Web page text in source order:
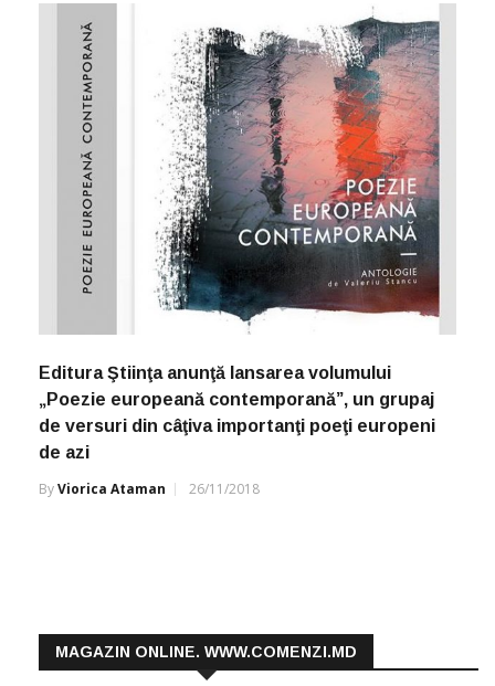
Editura Ştiinţa anunţă lansarea volumului
„Poezie europeană contemporană”, un grupaj
de versuri din câţiva importanţi poeţi europeni
de azi
ByViorica Ataman 26/11/2018
MAGAZIN ONLINE. WWW.COMENZI.MD